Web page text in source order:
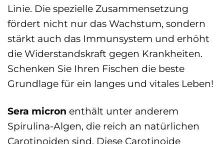
Linie. Die spezielle Zusammensetzung
fördert nicht nur das Wachstum, sondern
stärkt auch das Immunsystem und erhöht
die Widerstandskraft gegen Krankheiten.
Schenken Sie Ihren Fischen die beste
Grundlage für ein langes und vitales Leben!
Sera micron enthält unter anderem
Spirulina-Algen, die reich an natürlichen
Carotinoiden sind. Diese Carotinoide